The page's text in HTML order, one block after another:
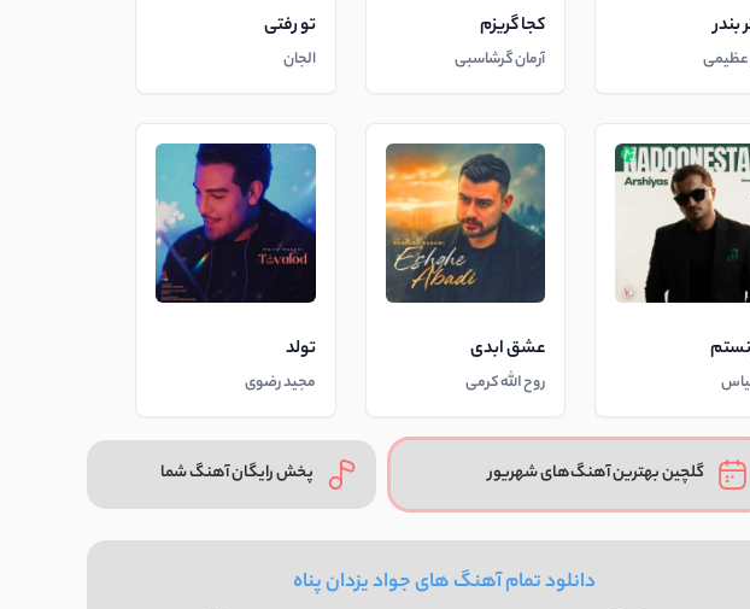
بندر
عظیمی
کجا گریزم
آرمان گرشاسبی
تو رفتی
الجان
عشق ابدی
روح الله کرمی
تولد
مجید رضوی
گلچین بهترین آهنگ‌های شهریور پخش رایگان آهنگ شما
دانلود تمام آهنگ های جواد یزدان پناه